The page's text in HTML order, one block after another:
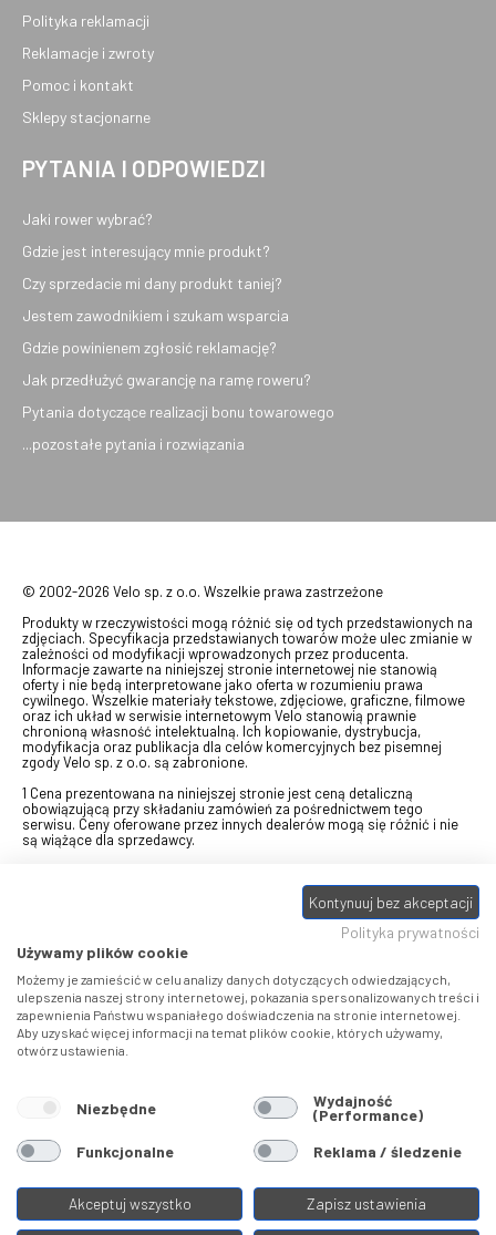
Polityka reklamacji
Reklamacje i zwroty
Pomoc i kontakt
Sklepy stacjonarne
PYTANIA I ODPOWIEDZI
Jaki rower wybrać?
Gdzie jest interesujący mnie produkt?
Czy sprzedacie mi dany produkt taniej?
Jestem zawodnikiem i szukam wsparcia
Gdzie powinienem zgłosić reklamację?
Jak przedłużyć gwarancję na ramę roweru?
Pytania dotyczące realizacji bonu towarowego
...pozostałe pytania i rozwiązania
© 2002-2026 Velo sp. z o.o. Wszelkie prawa zastrzeżone
Produkty w rzeczywistości mogą różnić się od tych przedstawionych na
zdjęciach. Specyfikacja przedstawianych towarów może ulec zmianie w
zależności od modyfikacji wprowadzonych przez producenta.
Informacje zawarte na niniejszej stronie internetowej nie stanowią
oferty i nie będą interpretowane jako oferta w rozumieniu prawa
cywilnego. Wszelkie materiały tekstowe, zdjęciowe, graficzne, filmowe
oraz ich układ w serwisie internetowym Velo stanowią prawnie
chronioną własność intelektualną. Ich kopiowanie, dystrybucja,
modyfikacja oraz publikacja dla celów komercyjnych bez pisemnej
zgody Velo sp. z o.o. są zabronione.
1 Cena prezentowana na niniejszej stronie jest ceną detaliczną
obowiązującą przy składaniu zamówień za pośrednictwem tego
serwisu. Ceny oferowane przez innych dealerów mogą się różnić i nie
są wiążące dla sprzedawcy.
swój bon" na towary z oferty VELO, aktualnie dostępnej na stronie
, w ramach sprzedaży premiowej. Dowiedz się jak
stronie promocji. Prezentowana wartość
eBonu uwzględnia fakt wyrażenia - w procesie rejestracji w Panelu
klienta- zgody na otrzymywanie drogą mailową informacji handlowo-
marketingowe, np. newsletter rowerowy. W przypadku braku zgody
wartość eBonu zostanie obniżona o 10 zł.
Pamiętaj, że eBony za produkty SIDI dotyczą zakupów w sklepach
SIDI Center, produkty Castelli zakupów w placówkach tworzących
Castelli Center.
Kontynuuj bez akceptacji
Polityka prywatności
Używamy plików cookie
Możemy je zamieścić w celu analizy danych dotyczących odwiedzających,
ulepszenia naszej strony internetowej, pokazania spersonalizowanych treści i
zapewnienia Państwu wspaniałego doświadczenia na stronie internetowej.
Aby uzyskać więcej informacji na temat plików cookie, których używamy,
otwórz ustawienia.
Niezbędne Wydajność
(Performance)
Funkcjonalne
Reklama / śledzenie
Akceptuj wszystko Zapisz ustawienia